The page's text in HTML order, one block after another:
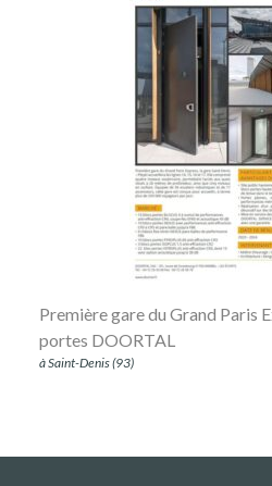
Première gare du Grand Paris
portes DOORTAL
à Saint-Denis (93)